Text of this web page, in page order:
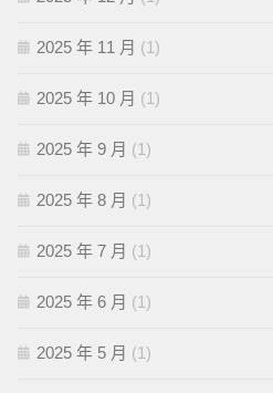
2025 年 11 月 (1)
2025 年 10 月 (1)
2025 年 9 月 (1)
2025 年 8 月 (1)
2025 年 7 月 (1)
2025 年 6 月 (1)
2025 年 5 月 (1)